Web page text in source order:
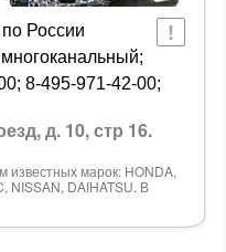
России
8-495-971-42-00;
д. 10, стр 16.
известных марок: HONDA,
NISSAN, DAIHATSU. В